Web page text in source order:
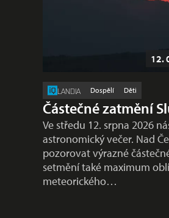
12.
LANDIA Dospělí Děti
Částečné zatmění
Ve středu 12. srpna 2026
astronomický večer. Nad
pozorovat výrazné
setmění také maximum
meteorického…